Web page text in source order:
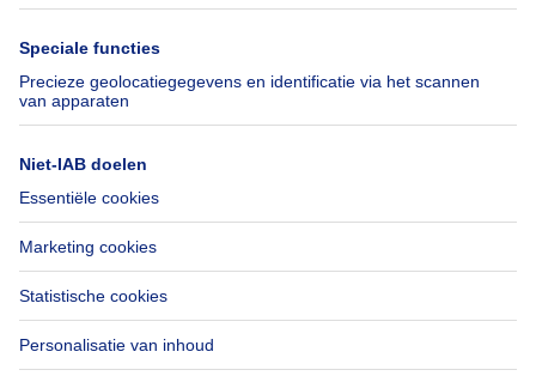
Immowelt.de
Hulp
Veelgestelde vragen
Toegankelijkheid
Contacteer ons
Volg ons
LinkedIn
Immoweb SA © 2026 - Alle rechten voorbehouden
Gebruiksvoorwaarden Cookie instellingen
Privacybeleid
Rangschikking regels